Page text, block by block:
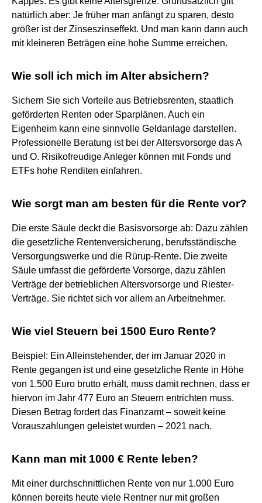
natürlich aber: Je früher man anfängt zu sparen, desto
größer ist der Zinseszinseffekt. Und man kann dann auch
mit kleineren Beträgen eine hohe Summe erreichen.
Wie soll ich mich im Alter absichern?
Sichern Sie sich Vorteile aus Betriebsrenten, staatlich
geförderten Renten oder Sparplänen. Auch ein
Eigenheim kann eine sinnvolle Geldanlage darstellen.
Professionelle Beratung ist bei der Altersvorsorge das A
und O. Risikofreudige Anleger können mit Fonds und
ETFs hohe Renditen einfahren.
Wie sorgt man am besten für die Rente vor?
Die erste Säule deckt die Basisvorsorge ab: Dazu zählen
die gesetzliche Rentenversicherung, berufsständische
Versorgungswerke und die Rürup-Rente. Die zweite
Säule umfasst die geförderte Vorsorge, dazu zählen
Verträge der betrieblichen Altersvorsorge und Riester-
Verträge. Sie richtet sich vor allem an Arbeitnehmer.
Wie viel Steuern bei 1500 Euro Rente?
Beispiel: Ein Alleinstehender, der im Januar 2020 in
Rente gegangen ist und eine gesetzliche Rente in Höhe
von 1.500 Euro brutto erhält, muss damit rechnen, dass er
hiervon im Jahr 477 Euro an Steuern entrichten muss.
Diesen Betrag fordert das Finanzamt – soweit keine
Vorauszahlungen geleistet wurden – 2021 nach.
Kann man mit 1000 € Rente leben?
Mit einer durchschnittlichen Rente von nur 1.000 Euro
können bereits heute viele Rentner nur mit großen